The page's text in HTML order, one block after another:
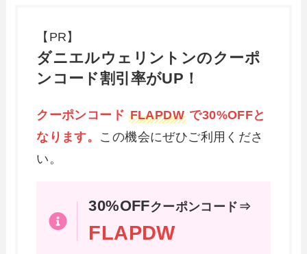
【PR】
ダニエルウェリントンのクーポ
ンコード割引率がUP！
クーポンコード FLAPDWで30%OFFと
なります。 この機会にぜひご利用くださ
い。
30%OFFクーポンコード⇒
FLAPDW